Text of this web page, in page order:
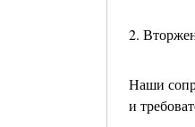
2.
Наши
и